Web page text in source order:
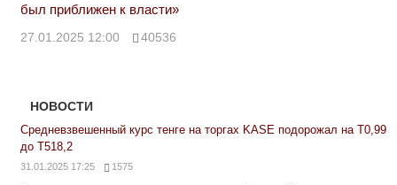
был приближен к власти»
27.01.2025 12:00 40536
НОВОСТИ
Средневзвешенный курс тенге на торгах KASE подорожал на Т0,99
до Т518,2
31.01.2025 17:25 1575